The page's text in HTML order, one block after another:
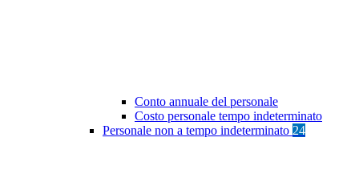
Conto annuale del personale
Costo personale tempo indeterminato
Personale non a tempo indeterminato 24